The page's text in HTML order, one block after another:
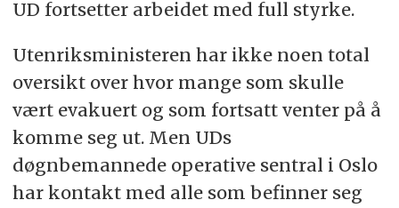
UD fortsetter arbeidet med full styrke.
Utenriksministeren har ikke noen total
oversikt over hvor mange som skulle
vært evakuert og som fortsatt venter på å
komme seg ut. Men UDs
døgnbemannede operative sentral i Oslo
har kontakt med alle som befinner seg